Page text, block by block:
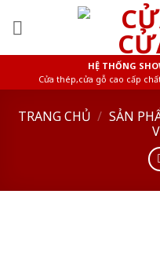
HỆ THỐNG
Cửa thép,cửa gỗ cao cấp
TRANG CHỦ / SẢN